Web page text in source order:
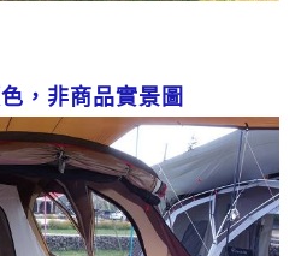
，非商品實景圖